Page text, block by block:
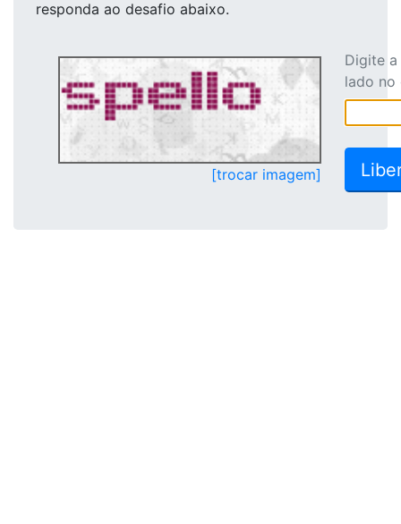
responda ao desafio abaixo.
[trocar imagem]
Digite
lado no